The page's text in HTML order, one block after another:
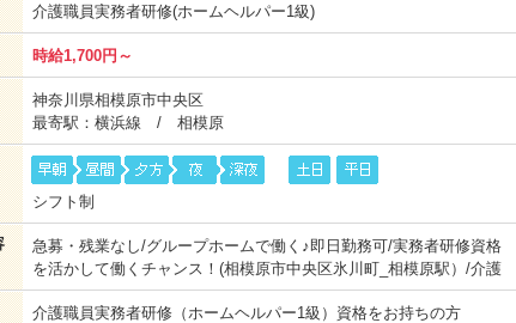
介護職員実務者研修(ホームヘルパー1級)
時給1,700円～
神奈川県相模原市中央区
最寄駅：横浜線 / 相模原
シフト制
急募・残業なし/グループホームで働く♪即日勤務可/実務者研修資格
を活かして働くチャンス！(相模原市中央区氷川町_相模原駅）/介護
介護職員実務者研修（ホームヘルパー1級）資格をお持ちの方